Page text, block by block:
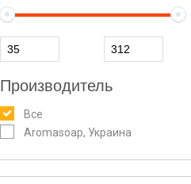
Производитель
Все
Aromasoap, Украина